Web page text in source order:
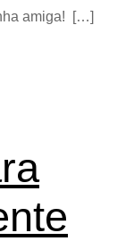
amiga! […]